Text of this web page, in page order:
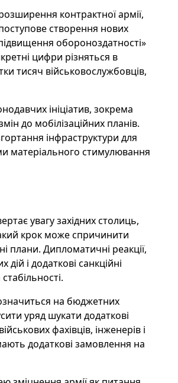
контрактної армії,
створення нових
обороноздатності»
цифри різняться в
тисяч військовослужбовців,
ініціатив, зокрема
до мобілізаційних планів.
інфраструктури для
матеріального стимулювання
увагу західних столиць,
крок може спричинити
плани. Дипломатичні реакції,
і додаткові санкційні
на бюджетних
уряд шукати додаткові
фахівців, інженерів і
додаткові замовлення на